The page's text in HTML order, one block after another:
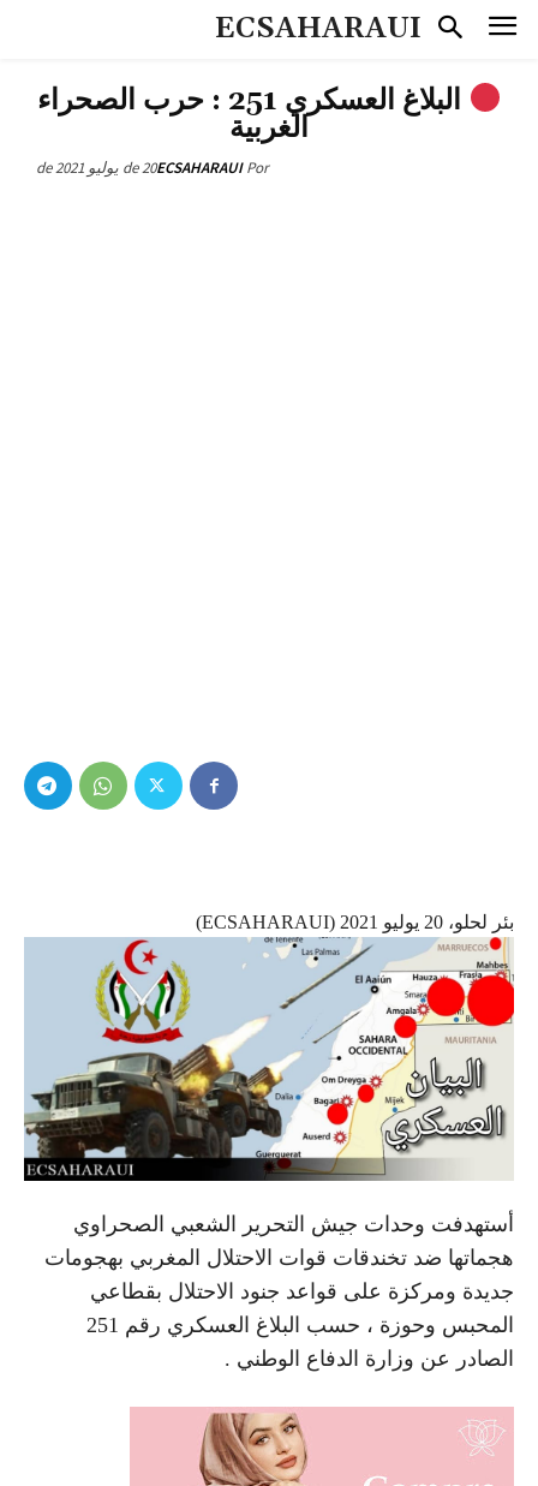
ECSAHARAUI
البلاغ العسكري 251 : حرب الصحراء
الغربية
Por
ECSAHARAUI20 de يوليو de 2021
بئر لحلو، 20 يوليو 2021 (ECSAHARAUI)
أستهدفت وحدات جيش التحرير الشعبي الصحراوي
هجماتها ضد تخندقات قوات الاحتلال المغربي بهجومات
جديدة ومركزة على قواعد جنود الاحتلال بقطاعي
المحبس وحوزة ، حسب البلاغ العسكري رقم 251
الصادر عن وزارة الدفاع الوطني .